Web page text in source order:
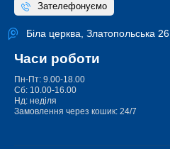
Зателефонуємо
Біла церква, Златопольська 26
Часи роботи
Пн-Пт: 9.00-18.00
Сб: 10.00-16.00
Нд: неділя
Замовлення через кошик: 24/7